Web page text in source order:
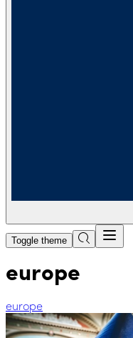
Toggle theme
europe
europe